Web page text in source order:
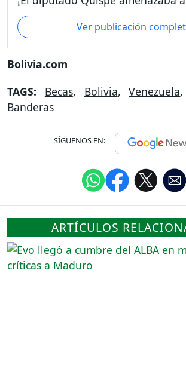
Ver publicación
Bolivia.com
TAGS: Becas, Bolivia,Venezuela,
Banderas
SÍGUENOS EN:
ARTÍCULOS